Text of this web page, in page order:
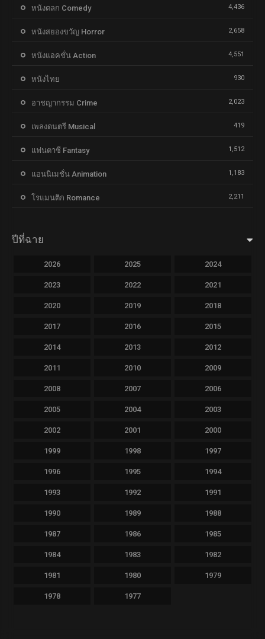
หนังตลก Comedy 4,436
หนังสยองขวัญ Horror 2,658
หนังแอคชั่น Action 4,551
หนังไทย 930
อาชญากรรม Crime 2,023
เพลงดนตรี Musical 419
แฟนตาซี Fantasy 1,512
แอนนิเมชั่น Animation 1,183
โรแมนติก Romance 2,211
ปีที่ฉาย
2026 2025 2024
2023 2022 2021
2020 2019 2018
2017 2016 2015
2014 2013 2012
2011 2010 2009
2008 2007 2006
2005 2004 2003
2002 2001 2000
1999 1998 1997
1996 1995 1994
1993 1992 1991
1990 1989 1988
1987 1986 1985
1984 1983 1982
1981 1980 1979
1978 1977